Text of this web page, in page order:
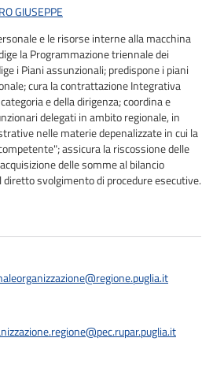
GIUSEPPE
e le risorse interne alla macchina
la Programmazione triennale dei
i Piani assunzionali; predispone i piani
cura la contrattazione Integrativa
e della dirigenza; coordina e
delegati in ambito regionale, in
nelle materie depenalizzate in cui la
assicura la riscossione delle
delle somme al bilancio
svolgimento di procedure esecutive.